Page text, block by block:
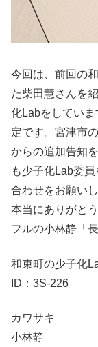
今回は、前回の
た柴田慧さんを
化Labをしてい
定です。宮津市
からの追加告知
も少子化Lab委
合わせをお願い
本当にありがと
フルの小林静「
和束町の少子化
ID：3S-226
カワサキ
小林静